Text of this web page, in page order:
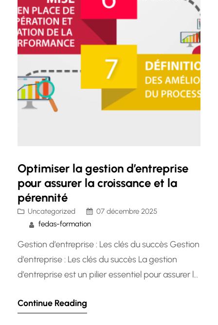
Optimiser la gestion d’entreprise
pour assurer la croissance et la
pérennité
Uncategorized
07 décembre 2025
fedas-formation
Gestion d’entreprise : Les clés du succès Gestion
d’entreprise : Les clés du succès La gestion
d’entreprise est un pilier essentiel pour assurer la
Que ce soit une petite entreprise familiale ou
Continue Reading